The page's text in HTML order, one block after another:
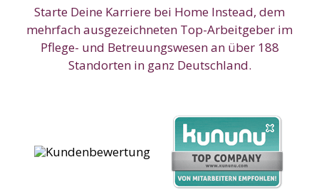
Starte Deine Karriere bei Home Instead, dem
mehrfach ausgezeichneten Top-Arbeitgeber im
Pflege- und Betreuungswesen an über 188
Standorten in ganz Deutschland.